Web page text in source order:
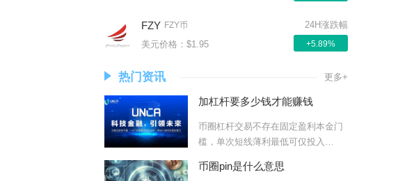
FZY FZY币
美元价格：$1.95
24H涨跌幅
+5.89%
热门资讯 更多+
加杠杆要多少钱才能赚钱
币圈杠杆交易不存在固定盈利本金门
槛，单次短线薄利最低可仅投入
币圈pin是什么意思